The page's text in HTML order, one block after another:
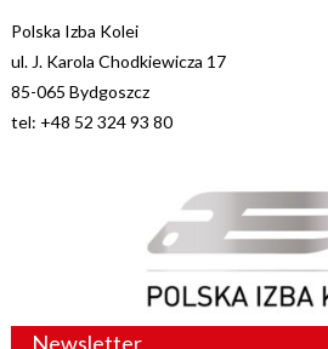
Polska Izba Kolei
ul. J. Karola Chodkiewicza 17
85-065 Bydgoszcz
tel: +48 52 324 93 80
Newsletter